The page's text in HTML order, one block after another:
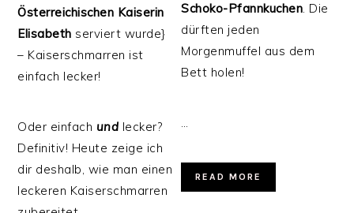
Österreichischen Kaiserin
Elisabeth serviert wurde}
– Kaiserschmarren ist
einfach lecker!
Oder einfach und lecker?
Definitiv! Heute zeige ich
dir deshalb, wie man einen
leckeren Kaiserschmarren
Schoko-Pfannkuchen. Die
dürften jeden
Morgenmuffel aus dem
Bett holen!
…
READ MORE